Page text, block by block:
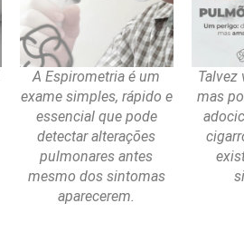
A Espirometria é um
exame simples, rápido e
essencial que pode
detectar alterações
pulmonares antes
mesmo dos sintomas
aparecerem.
Talvez
mas